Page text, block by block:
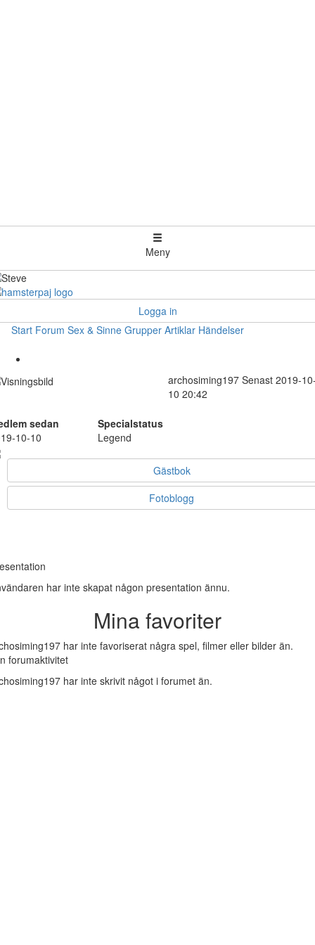
Meny
Logga in
Start Forum Sex & Sinne Grupper Artiklar Händelser
archosiming197 Senast 2019-
10 20:42
sedan
Specialstatus
10-10
Legend
Gästbok
Fotoblogg
har inte skapat någon presentation ännu.
Mina favoriter
har inte favoriserat några spel, filmer eller bilder än.
forumaktivitet
har inte skrivit något i forumet än.